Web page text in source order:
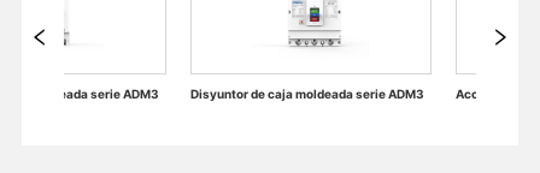
Disyuntor de caja moldeada serie ADM3